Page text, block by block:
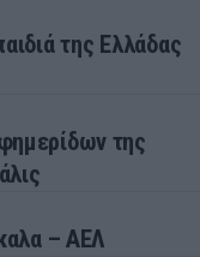
της Ελλάδας
της
– ΑΕΛ